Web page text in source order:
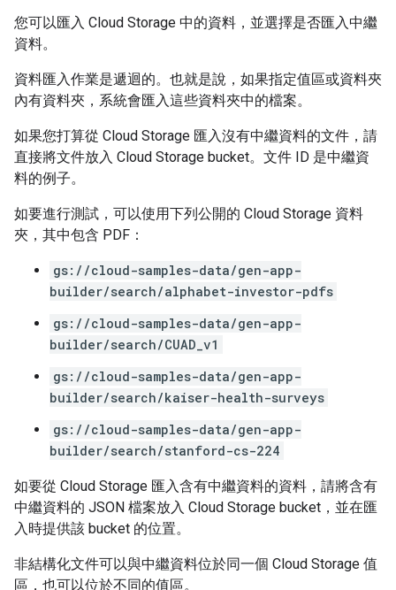
您可以匯入 Cloud Storage 中的資料，並選擇是否匯入中繼
資料。
資料匯入作業是遞迴的。也就是說，如果指定值區或資料夾
內有資料夾，系統會匯入這些資料夾中的檔案。
如果您打算從 Cloud Storage 匯入沒有中繼資料的文件，請
直接將文件放入 Cloud Storage bucket。文件 ID 是中繼資
料的例子。
如要進行測試，可以使用下列公開的 Cloud Storage 資料
夾，其中包含 PDF：
gs://cloud-samples-data/gen-app-
builder/search/alphabet-investor-pdfs
gs://cloud-samples-data/gen-app-
builder/search/CUAD_v1
gs://cloud-samples-data/gen-app-
builder/search/kaiser-health-surveys
gs://cloud-samples-data/gen-app-
builder/search/stanford-cs-224
如要從 Cloud Storage 匯入含有中繼資料的資料，請將含有
中繼資料的 JSON 檔案放入 Cloud Storage bucket，並在匯
入時提供該 bucket 的位置。
非結構化文件可以與中繼資料位於同一個 Cloud Storage 值
區，也可以位於不同的值區。